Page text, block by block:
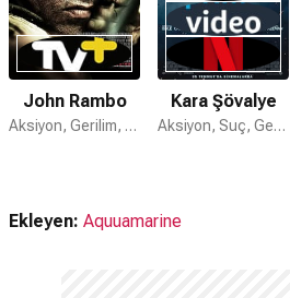
John Rambo
Aksiyon, Gerilim, Savaş
Kara Şövalye
Aksiyon, Suç, Gerilim
Ekleyen: Aquuamarine